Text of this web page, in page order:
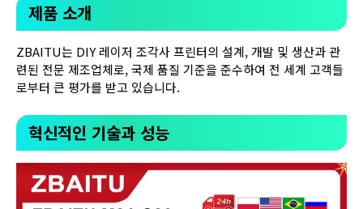
제품 소개
ZBAITU는 DIY 레이저 조각사 프린터의 설계, 개발 및 생산과 관
련된 전문 제조업체로, 국제 품질 기준을 준수하여 전 세계 고객들
로부터 큰 평가를 받고 있습니다.
혁신적인 기술과 성능